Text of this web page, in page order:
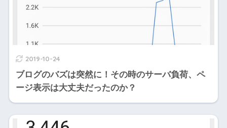
2019-10-24
ブログのバズは突然に！その時のサーバ負荷、ペ
ージ表示は大丈夫だったのか？